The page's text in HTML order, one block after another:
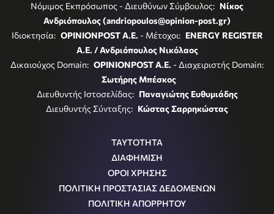
Νόμιμος Εκπρόσωπος - Διευθύνων Σύμβουλος: Νίκος
Ανδριόπουλος (andriopoulos@opinion-post.gr)
Ιδιοκτησία: OPINIONPOST A.E. - Μέτοχοι: ENERGY REGISTER
Α.Ε. / Ανδριόπουλος Νικόλαος
Δικαιούχος Domain: OPINIONPOST A.E. - Διαχειριστής Domain:
Σωτήρης Μπέσκος
Διευθυντής Ιστοσελίδας: Παναγιώτης Ευθυμιάδης
Διευθυντής Σύνταξης: Κώστας Σαρρηκώστας
ΤΑΥΤΟΤΗΤΑ
ΔΙΑΦΗΜΙΣΗ
ΟΡΟΙ ΧΡΗΣΗΣ
ΠΟΛΙΤΙΚΗ ΠΡΟΣΤΑΣΙΑΣ ΔΕΔΟΜΕΝΩΝ
ΠΟΛΙΤΙΚΗ ΑΠΟΡΡΗΤΟΥ